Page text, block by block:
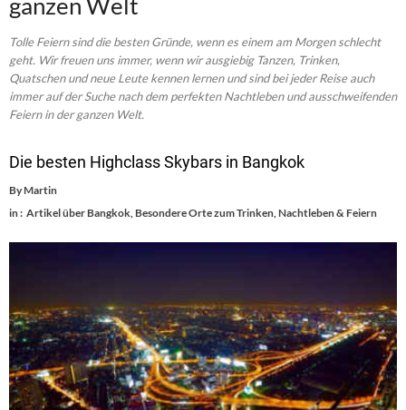
Tolle Feiern sind die besten Gründe, wenn es einem am Morgen schlecht
geht. Wir freuen uns immer, wenn wir ausgiebig Tanzen, Trinken,
Quatschen und neue Leute kennen lernen und sind bei jeder Reise auch
immer auf der Suche nach dem perfekten Nachtleben und ausschweifenden
Feiern in der ganzen Welt.
Die besten Highclass Skybars in Bangkok
ByMartin
in : Artikel über Bangkok,Besondere Orte zum Trinken,Nachtleben & Feiern